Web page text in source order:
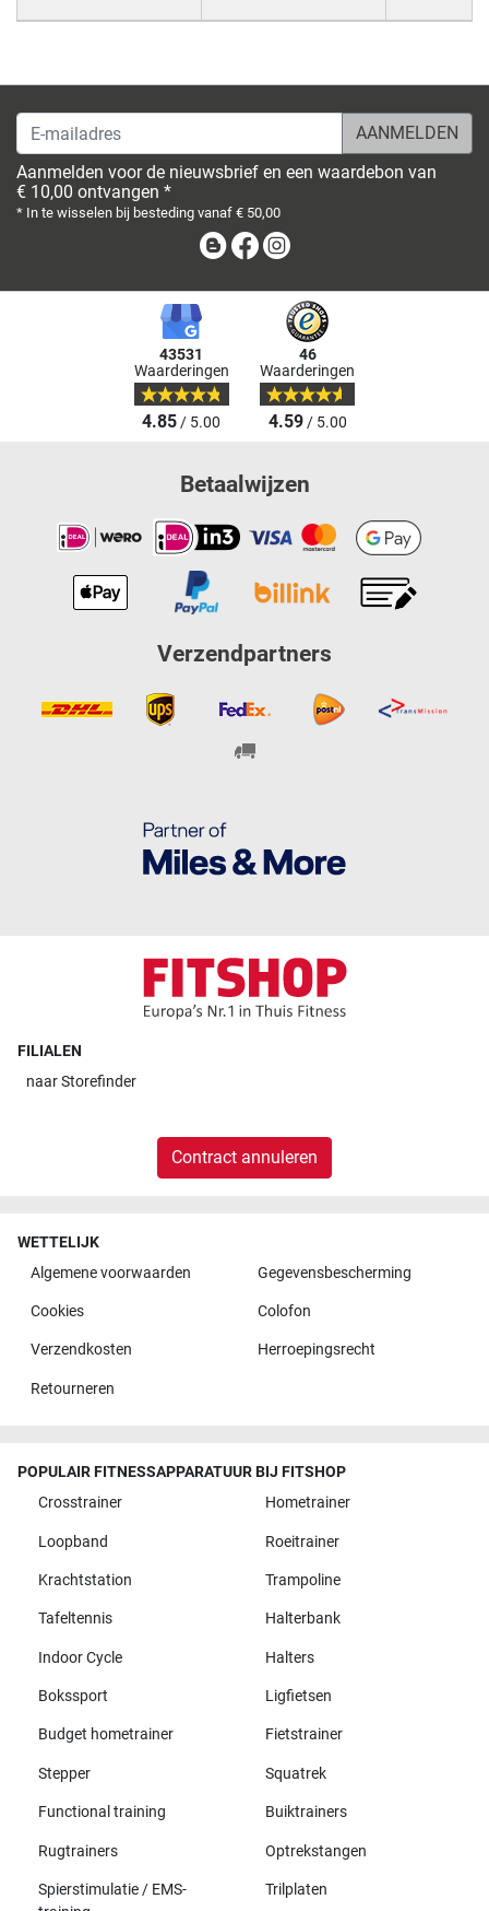
E-mailadres
Aanmelden voor de nieuwsbrief en een waardebon van
€ 10,00 ontvangen *
* In te wisselen bij besteding vanaf € 50,00
BlogFacebook
43531
Waarderingen
4.85/ 5.00
46
Waarderingen
4.59/ 5.00
Betaalwijzen
Verzendpartners
FILIALEN
naarStorefinder
Contract annuleren
WETTELIJK
Algemene voorwaarden
Gegevensbescherming
Cookies Colofon
Verzendkosten Herroepingsrecht
Retourneren
POPULAIR FITNESSAPPARATUUR BIJ FITSHOP
Crosstrainer
Hometrainer
Loopband Roeitrainer
Krachtstation Trampoline
Tafeltennis Halterbank
Indoor Cycle Halters
Bokssport Ligfietsen
Budget hometrainer Fietstrainer
Stepper Squatrek
Functional training Buiktrainers
Rugtrainers Optrekstangen
Spierstimulatie / EMS-
Trilplaten